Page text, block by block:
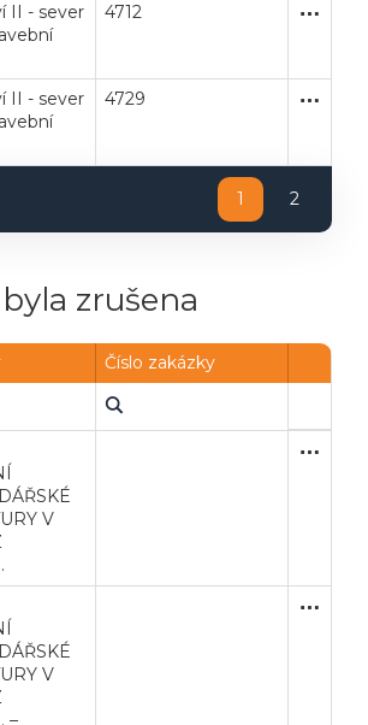
II - sever
4712
II - sever
4729
1 2
zrušena
Číslo zakázky
V
Služby
V
–
Služby